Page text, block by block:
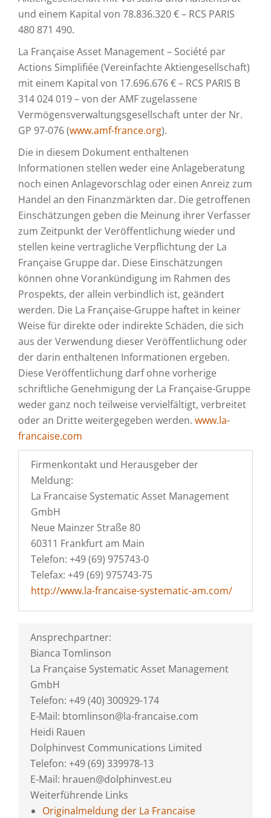
und einem Kapital von 78.836.320 € – RCS PARIS
480 871 490.
La Française Asset Management – Société par
Actions Simplifiée (Vereinfachte Aktiengesellschaft)
mit einem Kapital von 17.696.676 € – RCS PARIS B
314 024 019 – von der AMF zugelassene
Vermögensverwaltungsgesellschaft unter der Nr.
GP 97-076 (www.amf-france.org).
Die in diesem Dokument enthaltenen
Informationen stellen weder eine Anlageberatung
noch einen Anlagevorschlag oder einen Anreiz zum
Handel an den Finanzmärkten dar. Die getroffenen
Einschätzungen geben die Meinung ihrer Verfasser
zum Zeitpunkt der Veröffentlichung wieder und
stellen keine vertragliche Verpflichtung der La
Française Gruppe dar. Diese Einschätzungen
können ohne Vorankündigung im Rahmen des
Prospekts, der allein verbindlich ist, geändert
werden. Die La Française-Gruppe haftet in keiner
Weise für direkte oder indirekte Schäden, die sich
aus der Verwendung dieser Veröffentlichung oder
der darin enthaltenen Informationen ergeben.
Diese Veröffentlichung darf ohne vorherige
schriftliche Genehmigung der La Française-Gruppe
weder ganz noch teilweise vervielfältigt, verbreitet
oder an Dritte weitergegeben werden. www.la-
francaise.com
Firmenkontakt und Herausgeber der
Meldung:
La Francaise Systematic Asset Management
GmbH
Neue Mainzer Straße 80
60311 Frankfurt am Main
Telefon: +49 (69) 975743-0
Telefax: +49 (69) 975743-75
http://www.la-francaise-systematic-am.com/
Ansprechpartner:
Bianca Tomlinson
La Française Systematic Asset Management
GmbH
Telefon: +49 (40) 300929-174
E-Mail: btomlinson@la-francaise.com
Heidi Rauen
Dolphinvest Communications Limited
Telefon: +49 (69) 339978-13
E-Mail: hrauen@dolphinvest.eu
Weiterführende Links
Originalmeldung der La Francaise